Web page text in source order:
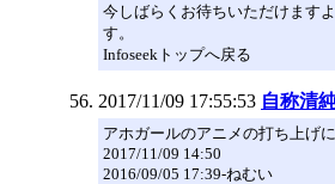
今しばらくお待ちいただけます
す。
Infoseekトップへ戻る
2017/11/09 17:55:53 自称清
アホガールのアニメの打ち上げ
2017/11/09 14:50
2016/09/05 17:39-ねむい